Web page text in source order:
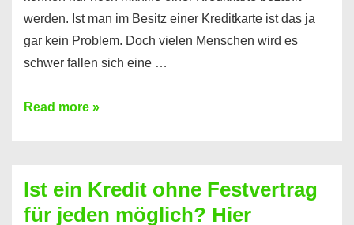
werden. Ist man im Besitz einer Kreditkarte ist das ja
gar kein Problem. Doch vielen Menschen wird es
schwer fallen sich eine …
Kreditkarte
Prepaid
ist
Read more »
Ist ein Kredit ohne Festvertrag
für jeden möglich? Hier